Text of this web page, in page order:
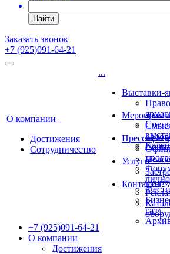
Найти
Заказать звонок
+7 (925)091-64-21
О компании
Достижения
Сотрудничество
...
Выставки-
газ»
Пресс-
Услуги
Контакты
+7 (925)091-64-21
О компании
Достижения